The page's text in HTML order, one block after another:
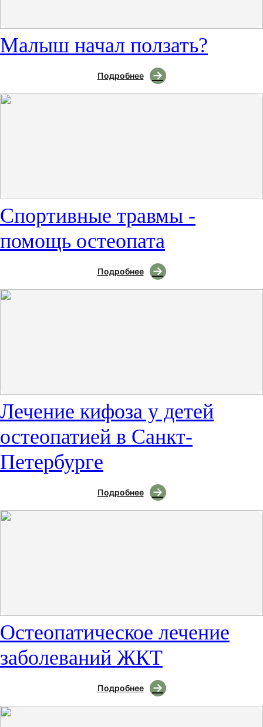
Малыш начал ползать?
Подробнее
Спортивные травмы -
помощь остеопата
Подробнее
Лечение кифоза у детей
остеопатией в Санкт-
Петербурге
Подробнее
Остеопатическое лечение
заболеваний ЖКТ
Подробнее